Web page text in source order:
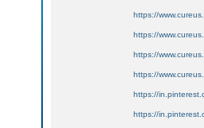
https://
https://
https://
https://
https://
https://